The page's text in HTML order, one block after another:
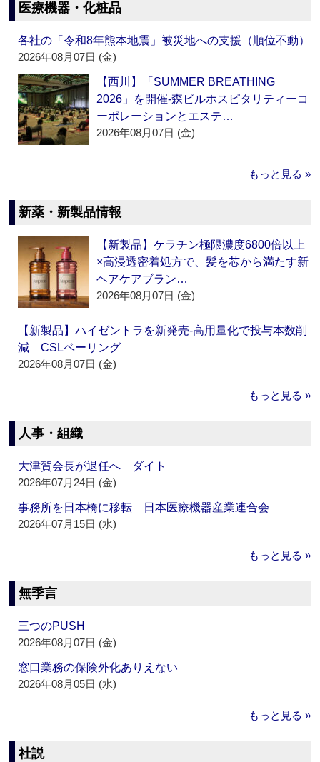
医療機器・化粧品
各社の「令和8年熊本地震」被災地への支援（順位不動）
2026年08月07日 (金)
【西川】「SUMMER BREATHING
2026」を開催‐森ビルホスピタリティーコ
ーポレーションとエステ…
2026年08月07日 (金)
もっと見る »
新薬・新製品情報
【新製品】ケラチン極限濃度6800倍以上
×高浸透密着処方で、髪を芯から満たす新
ヘアケアブラン…
2026年08月07日 (金)
【新製品】ハイゼントラを新発売‐高用量化で投与本数削
減 CSLベーリング
2026年08月07日 (金)
もっと見る »
人事・組織
大津賀会長が退任へ ダイト
2026年07月24日 (金)
事務所を日本橋に移転 日本医療機器産業連合会
2026年07月15日 (水)
もっと見る »
無季言
三つのPUSH
2026年08月07日 (金)
窓口業務の保険外化ありえない
2026年08月05日 (水)
もっと見る »
社説